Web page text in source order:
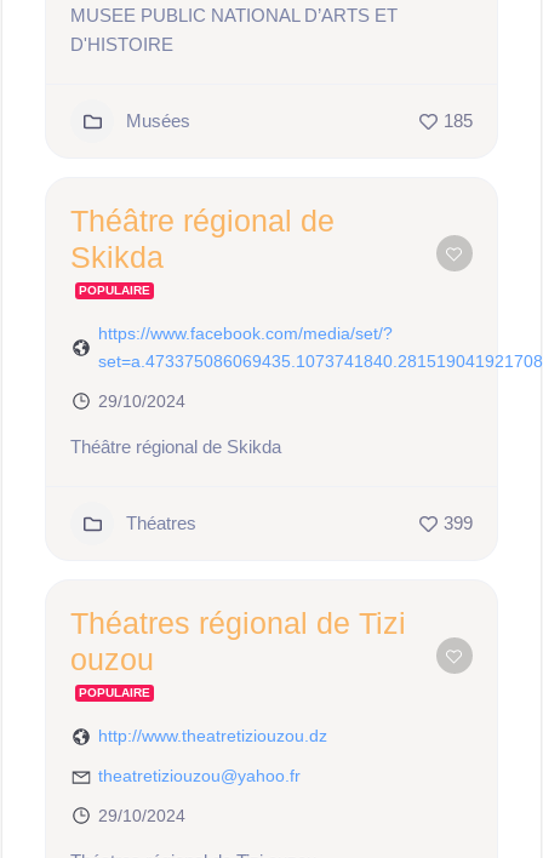
MUSEE PUBLIC NATIONAL D’ARTS ET
D'HISTOIRE
Musées 185
Théâtre régional de
Skikda
POPULAIRE
https://www.facebook.com/media/set/?
29/10/2024
Théâtre régional de Skikda
Théatres 399
Théatres régional de Tizi
ouzou
POPULAIRE
http://www.theatretiziouzou.dz
theatretiziouzou@yahoo.fr
29/10/2024